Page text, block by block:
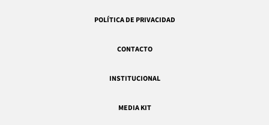
POLÍTICA DE PRIVACIDAD
CONTACTO
INSTITUCIONAL
MEDIA KIT